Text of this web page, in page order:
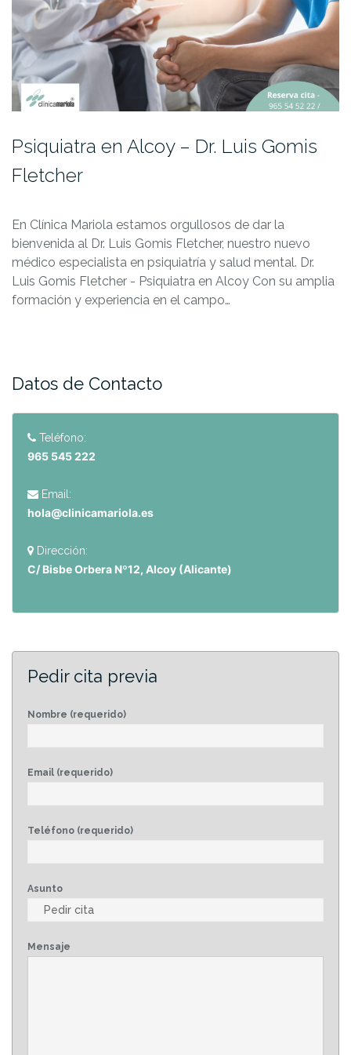
Psiquiatra en Alcoy – Dr. Luis Gomis
Fletcher
En Clínica Mariola estamos orgullosos de dar la
bienvenida al Dr. Luis Gomis Fletcher, nuestro nuevo
médico especialista en psiquiatría y salud mental. Dr.
Luis Gomis Fletcher - Psiquiatra en Alcoy Con su amplia
formación y experiencia en el campo…
Datos de Contacto
Teléfono:
965 545 222
Email:
hola@clinicamariola.es
Dirección:
C/ Bisbe Orbera Nº12, Alcoy (Alicante)
Pedir cita previa
Nombre (requerido)
Email (requerido)
Teléfono (requerido)
Asunto
Mensaje